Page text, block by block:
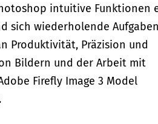
intuitive Funktionen
sich wiederholende Aufgaben
Produktivität, Präzision und
Bildern und der Arbeit mit
Firefly Image 3 Model